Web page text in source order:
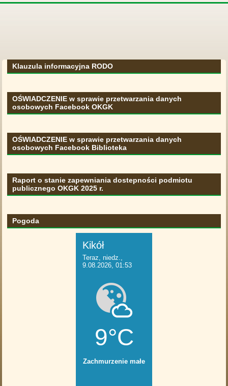
Klauzula informacyjna RODO
OŚWIADCZENIE w sprawie przetwarzania danych
osobowych Facebook OKGK
OŚWIADCZENIE w sprawie przetwarzania danych
osobowych Facebook Biblioteka
Raport o stanie zapewniania dostepności podmiotu
publicznego OKGK 2025 r.
Pogoda